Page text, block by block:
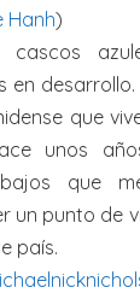
Hanh)
en
que
unos
que
un punto de
país.